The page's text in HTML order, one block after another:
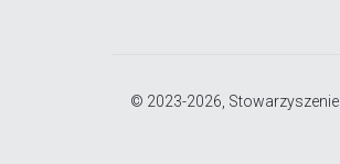
© 2023-2026,